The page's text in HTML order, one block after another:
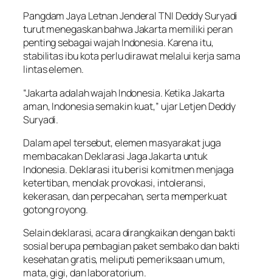
Pangdam Jaya Letnan Jenderal TNI Deddy Suryadi
turut menegaskan bahwa Jakarta memiliki peran
penting sebagai wajah Indonesia. Karena itu,
stabilitas ibu kota perlu dirawat melalui kerja sama
lintas elemen.
“Jakarta adalah wajah Indonesia. Ketika Jakarta
aman, Indonesia semakin kuat,” ujar Letjen Deddy
Suryadi.
Dalam apel tersebut, elemen masyarakat juga
membacakan Deklarasi Jaga Jakarta untuk
Indonesia. Deklarasi itu berisi komitmen menjaga
ketertiban, menolak provokasi, intoleransi,
kekerasan, dan perpecahan, serta memperkuat
gotong royong.
Selain deklarasi, acara dirangkaikan dengan bakti
sosial berupa pembagian paket sembako dan bakti
kesehatan gratis, meliputi pemeriksaan umum,
mata, gigi, dan laboratorium.